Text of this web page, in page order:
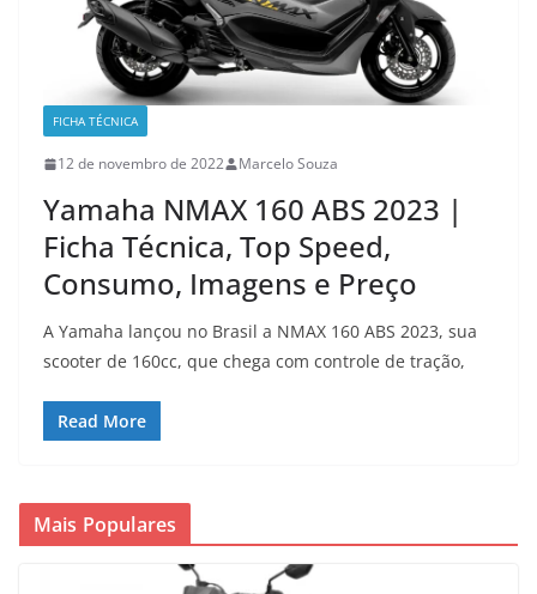
FICHA TÉCNICA
12 de novembro de 2022 Marcelo Souza
Yamaha NMAX 160 ABS 2023 |
Ficha Técnica, Top Speed,
Consumo, Imagens e Preço
A Yamaha lançou no Brasil a NMAX 160 ABS 2023, sua
scooter de 160cc, que chega com controle de tração,
Read More
Mais Populares